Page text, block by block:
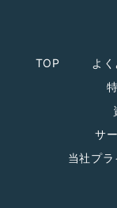
TOP よ
サ
当社プ